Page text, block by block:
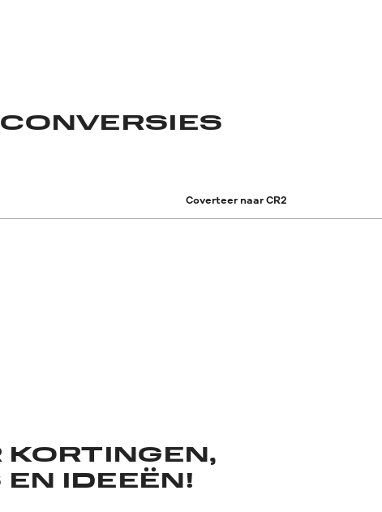
Coverteer naar CR2
KORTINGEN,
IDEEËN!